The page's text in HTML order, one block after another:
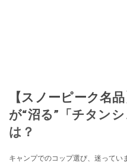
【スノーピーク名
が“沼る”「チタン
は？
キャンプでのコップ選び、迷ってい